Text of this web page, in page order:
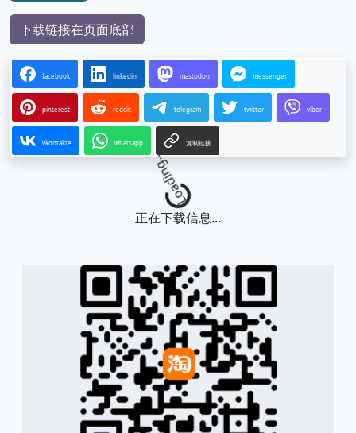
下载链接在页面底部
facebook linkedin mastodon messenger
pinterest reddit telegram twitter viber
vkontakte whatsapp 复制链接
Loading...
正在下载信息...